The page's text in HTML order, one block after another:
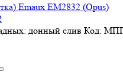
Emaux EM2832 (Opus)
донный слив Код: